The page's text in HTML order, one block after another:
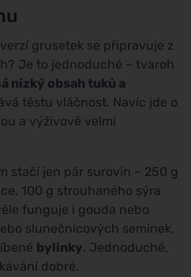
grusetek se připravuje z
Je to jednoduché – tvaroh
nízký obsah tuků a
těstu vláčnost. Navíc jde o
a výživově velmi
stačí jen pár surovin – 250 g
100 g strouhaného sýra
funguje i gouda nebo
slunečnicových semínek,
bylinky. Jednoduché,
dobré.